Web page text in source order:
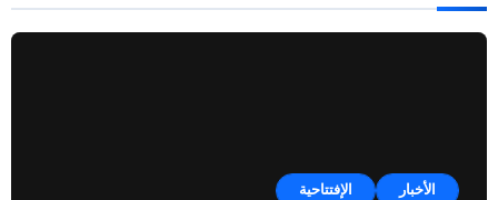
الأخبار الإفتتاحية